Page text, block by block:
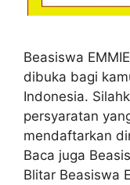
Beasiswa
dibuka bagi
Indonesia.
persyaratan
mendaftarkan
Baca juga
Blitar Beasiswa